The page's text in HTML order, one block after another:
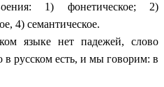
1) фонетическое; 2)
4) семантическое.
языке нет падежей, слово
в русском есть, и мы говорим: в